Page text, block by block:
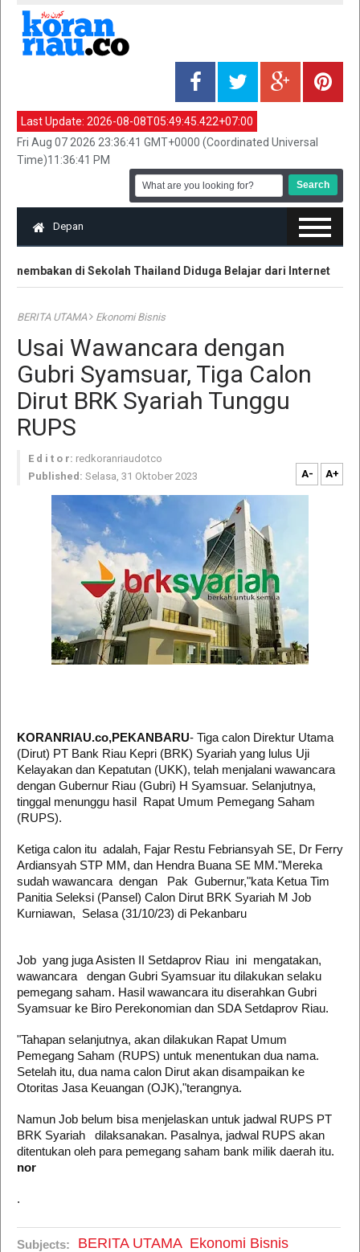
Last Update: 2026-08-08T05:49:45.422+07:00
Fri Aug 07 2026 23:36:41 GMT+0000 (Coordinated Universal
Time)11:36:41 PM
Depan
di Sekolah Thailand Diduga Belajar dari Internet
BERITA UTAMA Ekonomi Bisnis
Usai Wawancara dengan
Gubri Syamsuar, Tiga Calon
Dirut BRK Syariah Tunggu
RUPS
E d i t o r: redkoranriaudotco
Published: Selasa, 31 Oktober 2023 A- A+
KORANRIAU.co,PEKANBARU- Tiga calon Direktur Utama
(Dirut) PT Bank Riau Kepri (BRK) Syariah yang lulus Uji
Kelayakan dan Kepatutan (UKK), telah menjalani wawancara
dengan Gubernur Riau (Gubri) H Syamsuar. Selanjutnya,
tinggal menunggu hasil Rapat Umum Pemegang Saham
(RUPS).
Ketiga calon itu adalah, Fajar Restu Febriansyah SE, Dr Ferry
Ardiansyah STP MM, dan Hendra Buana SE MM."Mereka
sudah wawancara dengan Pak Gubernur,"kata Ketua Tim
Panitia Seleksi (Pansel) Calon Dirut BRK Syariah M Job
Kurniawan, Selasa (31/10/23) di Pekanbaru
Job yang juga Asisten II Setdaprov Riau ini mengatakan,
wawancara dengan Gubri Syamsuar itu dilakukan selaku
pemegang saham. Hasil wawancara itu diserahkan Gubri
Syamsuar ke Biro Perekonomian dan SDA Setdaprov Riau.
"Tahapan selanjutnya, akan dilakukan Rapat Umum
Pemegang Saham (RUPS) untuk menentukan dua nama.
Setelah itu, dua nama calon Dirut akan disampaikan ke
Otoritas Jasa Keuangan (OJK),"terangnya.
Namun Job belum bisa menjelaskan untuk jadwal RUPS PT
BRK Syariah dilaksanakan. Pasalnya, jadwal RUPS akan
ditentukan oleh para pemegang saham bank milik daerah itu.
nor
.
Subjects: BERITA UTAMA Ekonomi Bisnis